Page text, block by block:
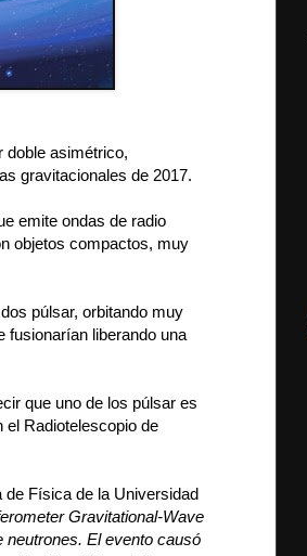
doble asimétrico,
gravitacionales de 2017.
emite ondas de radio
objetos compactos, muy
púlsar, orbitando muy
fusionarían liberando una
que uno de los púlsar es
el Radiotelescopio de
de Física de la Universidad
Gravitational-Wave
El evento causó